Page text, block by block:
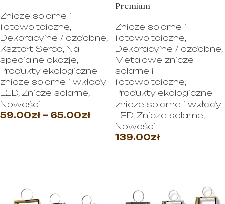
Znicze solarne i
fotowoltaiczne,
Dekoracyjne / ozdobne,
Kształt Serca, Na
specjalne okazje,
Produkty ekologiczne –
znicze solarne i wkłady
LED, Znicze solarne,
Nowości
59.00zł – 65.00zł
Premium
Znicze solarne i
fotowoltaiczne,
Dekoracyjne / ozdobne,
Metalowe znicze
solarne i
fotowoltaiczne,
Produkty ekologiczne –
znicze solarne i wkłady
LED, Znicze solarne,
Nowości
139.00zł